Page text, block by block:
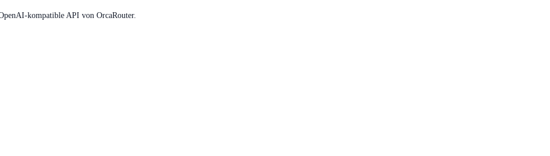
kompatible API von OrcaRouter.